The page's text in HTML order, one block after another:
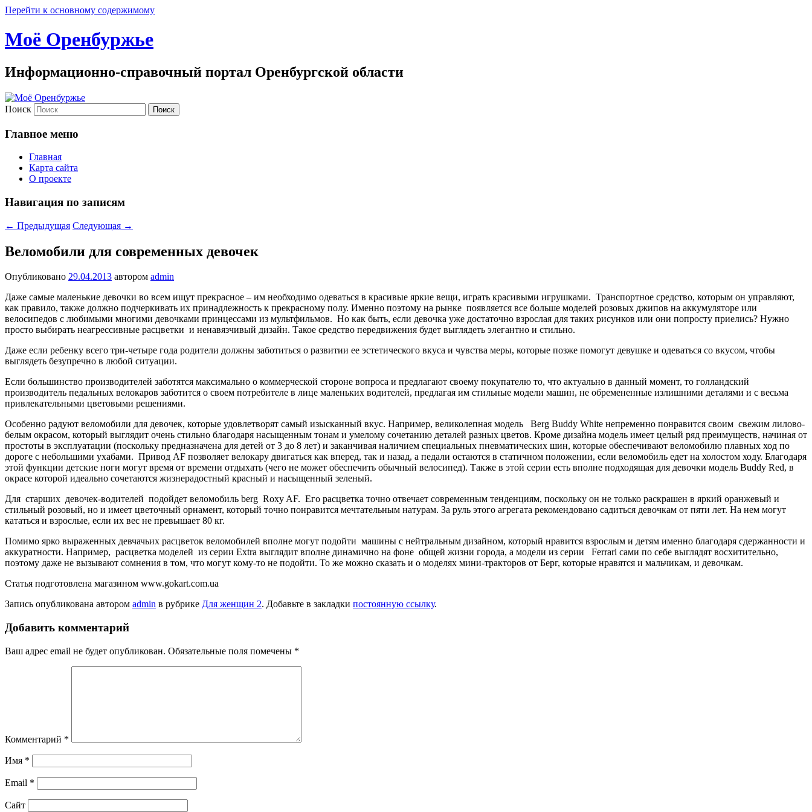
Перейти к основному содержимому
Моё Оренбуржье
Информационно-справочный портал Оренбургской области
Поиск
Главное меню
Главная
Карта сайта
О проекте
Навигация по записям
← Предыдущая Следующая →
Веломобили для современных девочек
Опубликовано 29.04.2013 автором admin
Даже самые маленькие девочки во всем ищут прекрасное – им необходимо одеваться в красивые яркие вещи, играть красивыми игрушками. Транспортное средство, которым он управляют,
как правило, также должно подчеркивать их принадлежность к прекрасному полу. Именно поэтому на рынке появляется все больше моделей розовых джипов на аккумуляторе или
велосипедов с любимыми многими девочками принцессами из мультфильмов. Но как быть, если девочка уже достаточно взрослая для таких рисунков или они попросту приелись? Нужно
просто выбирать неагрессивные расцветки и ненавязчивый дизайн. Такое средство передвижения будет выглядеть элегантно и стильно.
Даже если ребенку всего три-четыре года родители должны заботиться о развитии ее эстетического вкуса и чувства меры, которые позже помогут девушке и одеваться со вкусом, чтобы
выглядеть безупречно в любой ситуации.
Если большинство производителей заботятся максимально о коммерческой стороне вопроса и предлагают своему покупателю то, что актуально в данный момент, то голландский
производитель педальных велокаров заботится о своем потребителе в лице маленьких водителей, предлагая им стильные модели машин, не обремененные излишними деталями и с весьма
привлекательными цветовыми решениями.
Особенно радуют веломобили для девочек, которые удовлетворят самый изысканный вкус. Например, великолепная модель Berg Buddy White непременно понравится своим свежим лилово-
белым окрасом, который выглядит очень стильно благодаря насыщенным тонам и умелому сочетанию деталей разных цветов. Кроме дизайна модель имеет целый ряд преимуществ, начиная от
простоты в эксплуатации (поскольку предназначена для детей от 3 до 8 лет) и заканчивая наличием специальных пневматических шин, которые обеспечивают веломобилю плавных ход по
дороге с небольшими ухабами. Привод AF позволяет велокару двигаться как вперед, так и назад, а педали остаются в статичном положении, если веломобиль едет на холостом ходу. Благодаря
этой функции детские ноги могут время от времени отдыхать (чего не может обеспечить обычный велосипед). Также в этой серии есть вполне подходящая для девочки модель Buddy Red, в
окрасе которой идеально сочетаются жизнерадостный красный и насыщенный зеленый.
Для старших девочек-водителей подойдет веломобиль berg Roxy AF. Его расцветка точно отвечает современным тенденциям, поскольку он не только раскрашен в яркий оранжевый и
стильный розовый, но и имеет цветочный орнамент, который точно понравится мечтательным натурам. За руль этого агрегата рекомендовано садиться девочкам от пяти лет. На нем могут
кататься и взрослые, если их вес не превышает 80 кг.
Помимо ярко выраженных девчачьих расцветок веломобилей вполне могут подойти машины с нейтральным дизайном, который нравится взрослым и детям именно благодаря сдержанности и
аккуратности. Например, расцветка моделей из серии Extra выглядит вполне динамично на фоне общей жизни города, а модели из серии Ferrari сами по себе выглядят восхитительно,
поэтому даже не вызывают сомнения в том, что могут кому-то не подойти. То же можно сказать и о моделях мини-тракторов от Берг, которые нравятся и мальчикам, и девочкам.
Статья подготовлена магазином www.gokart.com.ua
Запись опубликована автором admin в рубрике Для женщин 2. Добавьте в закладки постоянную ссылку.
Добавить комментарий
Ваш адрес email не будет опубликован. Обязательные поля помечены *
Комментарий *
Имя *
Email *
Сайт